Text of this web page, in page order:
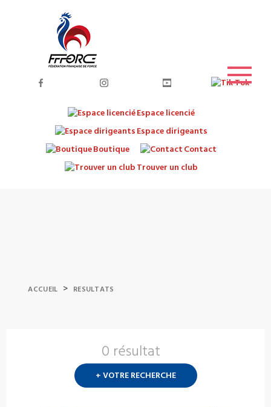
Espace licencié
Espace dirigeants
Boutique
Contact
Trouver un club
ACCUEIL > RESULTATS
0 résultat
+ VOTRE RECHERCHE